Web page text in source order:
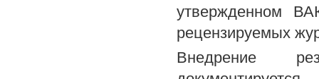
утвержденном
рецензируемых
Внедрение